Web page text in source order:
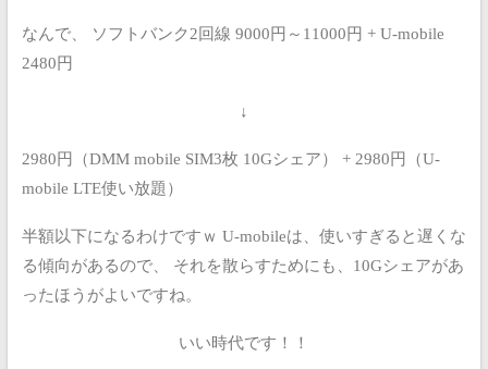
なんで、
ソフトバンク2回線 9000円～11000円 + U-mobile
2480円
↓
2980円（DMM mobile SIM3枚 10Gシェア） + 2980円（U-
mobile LTE使い放題）
半額以下になるわけですｗ U-mobileは、使いすぎると遅くな
る傾向があるので、
それを散らすためにも、10Gシェアがあ
ったほうがよいですね。
いい時代です！！